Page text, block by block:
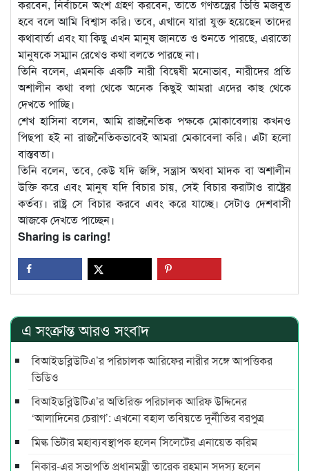
করবেন, নির্বাচনে অংশ গ্রহণ করবেন, তাতে গণতন্ত্রের ভিত্তি মজবুত
হবে বলে আমি বিশ্বাস করি। তবে, এখানে যারা যুক্ত হয়েছেন তাদের
কথাবার্তা এবং যা কিছু এখন মানুষ জানতে ও শুনতে পারছে, এরাতো
মানুষকে সম্মান রেখেও কথা বলতে পারছে না।
তিনি বলেন, এমনকি একটি নারী বিদ্বেষী মনোভাব, নারীদের প্রতি
অশালীন কথা বলা থেকে অনেক কিছুই আমরা এদের কাছ থেকে
দেখতে পাচ্ছি।
শেখ হাসিনা বলেন, আমি রাজনৈতিক পক্ষকে মোকাবেলায় কখনও
পিছপা হই না রাজনৈতিকভাবেই আমরা মেকাবেলা করি। এটা হলো
বাস্তবতা।
তিনি বলেন, তবে, কেউ যদি জঙ্গি, সন্ত্রাস অথবা মাদক বা অশালীন
উক্তি করে এবং মানুষ যদি বিচার চায়, সেই বিচার করাটাও রাষ্ট্রের
কর্তব্য। রাষ্ট্র সে বিচার করবে এবং করে যাচ্ছে। সেটাও দেশবাসী
আজকে দেখতে পাচ্ছেন।
Sharing is caring!
এ সংক্রান্ত আরও সংবাদ
বিআইডব্লিউটিএ’র পরিচালক আরিফের নারীর সঙ্গে আপত্তিকর
ভিডিও
বিআইডব্লিউটিএ’র অতিরিক্ত পরিচালক আরিফ উদ্দিনের
‘আলাদিনের চেরাগ’: এখনো বহাল তবিয়তে দুর্নীতির বরপুত্র
মিল্ক ভিটার মহাব্যবস্থাপক হলেন সিলেটের এনায়েত করিম
নিকার-এর সভাপতি প্রধানমন্ত্রী তারেক রহমান সদস্য হলেন